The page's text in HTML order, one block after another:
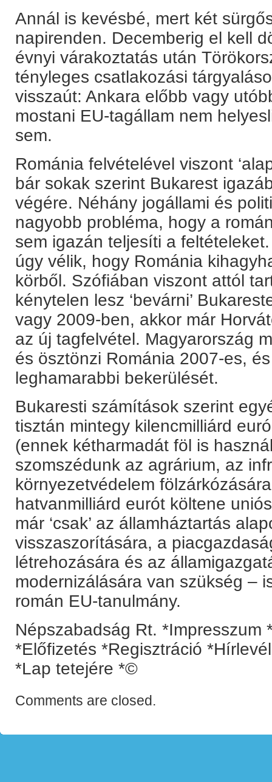
Annál is kevésbé, mert két
napirenden. Decemberig el kell
évnyi várakoztatás után
tényleges csatlakozási
visszaút: Ankara előbb vagy
mostani EU-tagállam nem
sem.
Románia felvételével viszont
bár sokak szerint Bukarest
végére. Néhány jogállami és
nagyobb probléma, hogy a
sem igazán teljesíti a
úgy vélik, hogy Románia
körből. Szófiában viszont attól
kénytelen lesz ‘bevárni’
vagy 2009-ben, akkor már
az új tagfelvétel. Magyarország
és ösztönzi Románia 2007-es,
leghamarabbi bekerülését.
Bukaresti számítások szerint
tisztán mintegy kilencmilliárd
(ennek kétharmadát föl is
szomszédunk az agrárium, az
környezetvédelem
hatvanmilliárd eurót költene
már ‘csak’ az államháztartás
visszaszorítására, a
létrehozására és az
modernizálására van szükség –
román EU-tanulmány.
Népszabadság Rt. *Impresszum
*Előfizetés *Regisztráció
*Lap tetejére *©
Comments are closed.